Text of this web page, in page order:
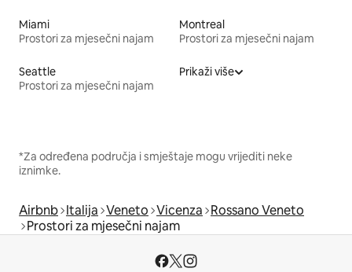
Miami
Prostori za mjesečni najam
Montreal
Prostori za mjesečni najam
Seattle
Prostori za mjesečni najam
Prikaži više
*Za određena područja i smještaje mogu vrijediti neke
iznimke.
Airbnb Italija Veneto Vicenza Rossano Veneto
Prostori za mjesečni najam